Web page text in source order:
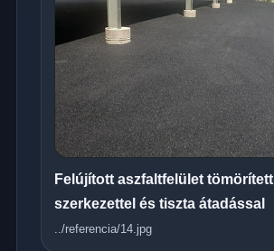
Felújított aszfaltfelület tömörített
szerkezettel és tiszta átadással
../referencia/14.jpg